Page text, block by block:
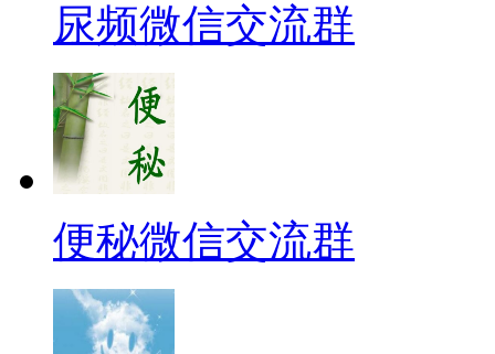
尿频微信交流群
便秘微信交流群